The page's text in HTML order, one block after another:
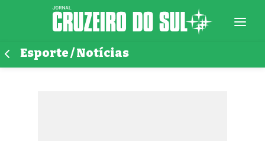
Esporte / Notícias